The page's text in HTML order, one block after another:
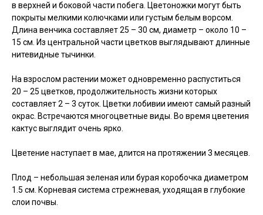
в верхней и боковой части побега. Цветоножки могут быть
покрыты мелкими колючками или густым белым ворсом.
Длина венчика составляет 25 – 30 см, диаметр – около 10 –
15 см. Из центральной части цветков выглядывают длинные
нитевидные тычинки.
На взрослом растении может одновременно распуститься
20 – 25 цветков, продолжительность жизни которых
составляет 2 – 3 суток. Цветки лобивии имеют самый разный
окрас. Встречаются многоцветные виды. Во время цветения
кактус выглядит очень ярко.
Цветение наступает в мае, длится на протяжении 3 месяцев.
Плод – небольшая зеленая или бурая коробочка диаметром
1.5 см. Корневая система стрежневая, уходящая в глубокие
слои почвы.